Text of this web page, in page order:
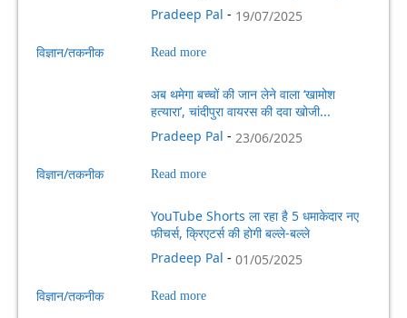
विज्ञान/तकनीक
Pradeep Pal - 19/07/2025
Read more
विज्ञान/तकनीक
अब थमेगा बच्चों की जान लेने वाला ‘खामोश
हत्यारा’, चांदीपुरा वायरस की दवा खोजी...
Pradeep Pal - 23/06/2025
Read more
विज्ञान/तकनीक
YouTube Shorts ला रहा है 5 धमाकेदार नए
फीचर्स, क्रिएटर्स की होगी बल्ले-बल्ले
Pradeep Pal - 01/05/2025
Read more